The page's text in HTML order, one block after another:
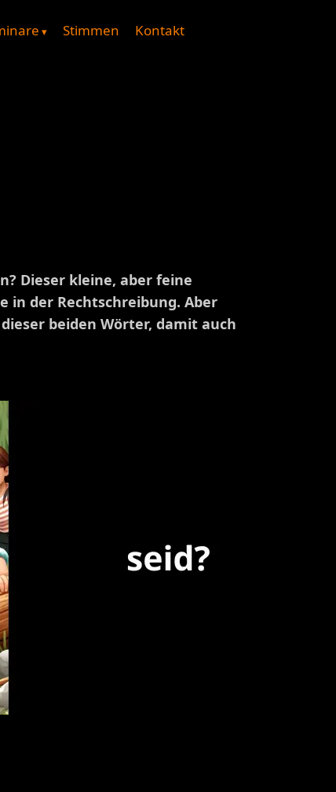
Stimmen Kontakt
Dieser kleine, aber feine
in der Rechtschreibung. Aber
beiden Wörter, damit auch